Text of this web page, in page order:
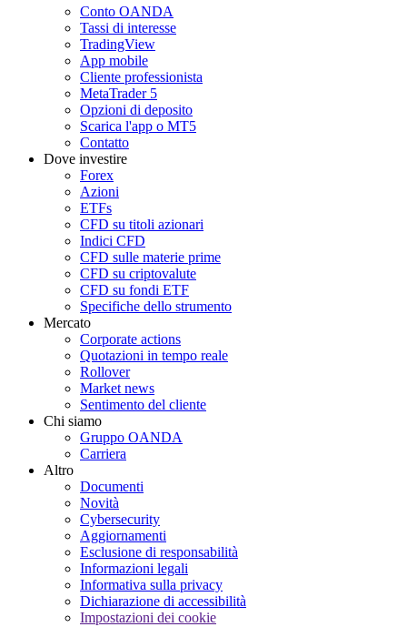
Conto OANDA
Tassi di interesse
TradingView
App mobile
Cliente professionista
MetaTrader 5
Opzioni di deposito
Scarica l'app o MT5
Contatto
Dove investire
Forex
Azioni
ETFs
CFD su titoli azionari
Indici CFD
CFD sulle materie prime
CFD su criptovalute
CFD su fondi ETF
Specifiche dello strumento
Mercato
Corporate actions
Quotazioni in tempo reale
Rollover
Market news
Sentimento del cliente
Chi siamo
Gruppo OANDA
Carriera
Altro
Documenti
Novità
Cybersecurity
Aggiornamenti
Esclusione di responsabilità
Informazioni legali
Informativa sulla privacy
Dichiarazione di accessibilità
Impostazioni dei cookie